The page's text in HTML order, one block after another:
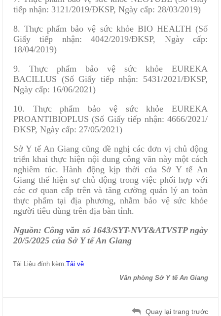
tiếp nhận: 3121/2019/ĐKSP, Ngày cấp: 28/03/2019)
8. Thực phẩm bảo vệ sức khỏe BIO HEALTH (Số
Giấy tiếp nhận: 4042/2019/ĐKSP, Ngày cấp:
18/04/2019)
9. Thực phẩm bảo vệ sức khỏe EUREKA
BACILLUS (Số Giấy tiếp nhận: 5431/2021/ĐKSP,
Ngày cấp: 16/06/2021)
10. Thực phẩm bảo vệ sức khỏe EUREKA
PROANTIBIOPLUS (Số Giấy tiếp nhận: 4666/2021/
ĐKSP, Ngày cấp: 27/05/2021)
Sở Y tế An Giang cũng đề nghị các đơn vị chủ động
triển khai thực hiện nội dung công văn này một cách
nghiêm túc. Hành động kịp thời của Sở Y tế An
Giang thể hiện sự chủ động trong việc phối hợp với
các cơ quan cấp trên và tăng cường quản lý an toàn
thực phẩm tại địa phương, nhằm bảo vệ sức khỏe
người tiêu dùng trên địa bàn tỉnh.
Nguồn: Công văn số 1643/SYT-NVY&ATVSTP ngày
20/5/2025 của Sở Y tế An Giang
Tài Liệu đính kèm:Tải về
Văn phòng Sở Y tế An Giang
Quay lại trang trước